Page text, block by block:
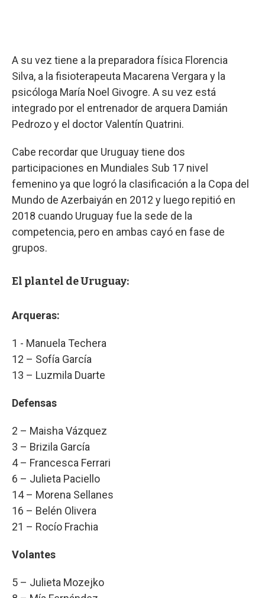
A su vez tiene a la preparadora física Florencia
Silva, a la fisioterapeuta Macarena Vergara y la
psicóloga María Noel Givogre. A su vez está
integrado por el entrenador de arquera Damián
Pedrozo y el doctor Valentín Quatrini.
Cabe recordar que Uruguay tiene dos
participaciones en Mundiales Sub 17 nivel
femenino ya que logró la clasificación a la Copa del
Mundo de Azerbaiyán en 2012 y luego repitió en
2018 cuando Uruguay fue la sede de la
competencia, pero en ambas cayó en fase de
grupos.
El plantel de Uruguay:
Arqueras:
1 - Manuela Techera
12 – Sofía García
13 – Luzmila Duarte
Defensas
2 – Maisha Vázquez
3 – Brizila García
4 – Francesca Ferrari
6 – Julieta Paciello
14 – Morena Sellanes
16 – Belén Olivera
21 – Rocío Frachia
Volantes
5 – Julieta Mozejko